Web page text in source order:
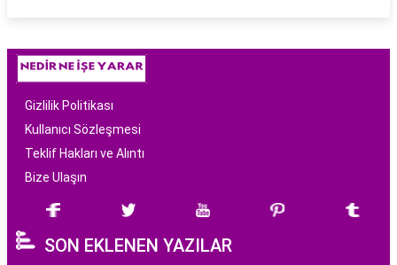
Gizlilik Politikası
Kullanıcı Sözleşmesi
Teklif Hakları ve Alıntı
Bize Ulaşın
SON EKLENEN YAZILAR